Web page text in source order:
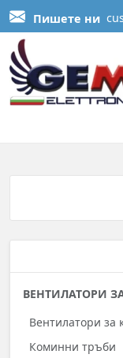
Пишете ни
ВЕНТИЛАТОРИ
Вентилатори за
Коминни тръби